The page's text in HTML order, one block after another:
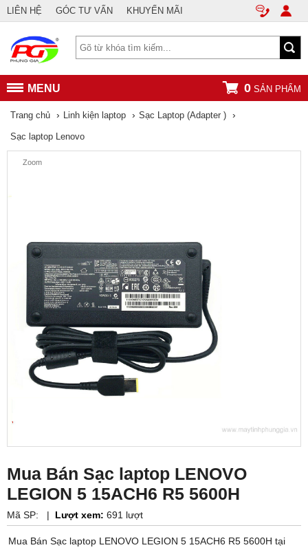
LIÊN HỆ GÓC TƯ VẤN KHUYẾN MÃI
MENU 0 SẢN PHẨM
Trang chủ › Linh kiện laptop › Sạc Laptop (Adapter ) ›
Sạc laptop Lenovo
Zoom
Mua Bán Sạc laptop LENOVO
LEGION 5 15ACH6 R5 5600H
Mã SP: | Lượt xem: 691 lượt
Mua Bán Sạc laptop LENOVO LEGION 5 15ACH6 R5 5600H tại